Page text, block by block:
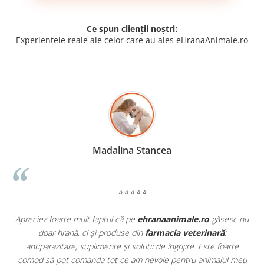
Ce spun clienții noștri:
Experiențele reale ale celor care au ales eHranaAnimale.ro
Madalina Stancea
⭐⭐⭐⭐⭐
Apreciez foarte mult faptul că pe ehranaanimale.rogăsesc nu
doar hrană, ci și produse din farmacia veterinară:
antiparazitare, suplimente și soluții de îngrijire. Este foarte
comod să pot comanda tot ce am nevoie pentru animalul meu